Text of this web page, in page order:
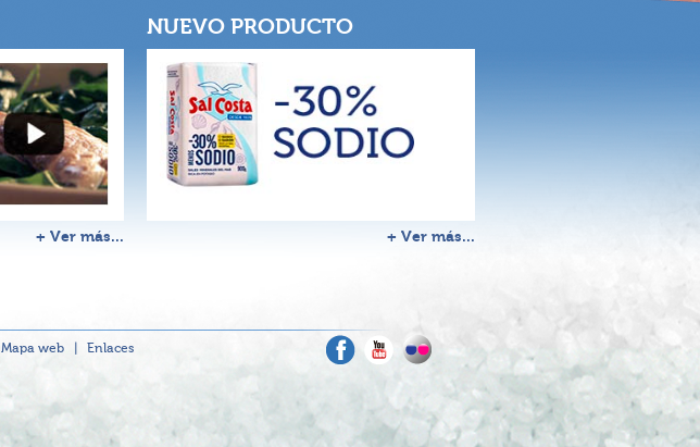
+ Ver más...
NUEVO PRODUCTO
+ Ver más...
Mapa web
Enlaces